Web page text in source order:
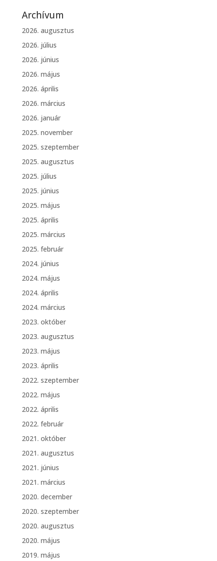
Archívum
2026. augusztus
2026. július
2026. június
2026. május
2026. április
2026. március
2026. január
2025. november
2025. szeptember
2025. augusztus
2025. július
2025. június
2025. május
2025. április
2025. március
2025. február
2024. június
2024. május
2024. április
2024. március
2023. október
2023. augusztus
2023. május
2023. április
2022. szeptember
2022. május
2022. április
2022. február
2021. október
2021. augusztus
2021. június
2021. március
2020. december
2020. szeptember
2020. augusztus
2020. május
2019. május